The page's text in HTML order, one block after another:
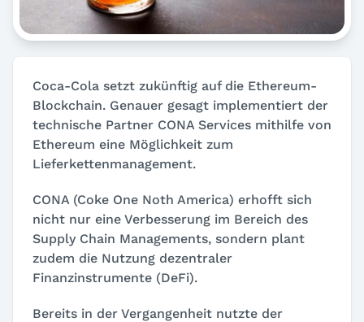
Coca-Cola setzt zukünftig auf die Ethereum-
Blockchain. Genauer gesagt implementiert der
technische Partner CONA Services mithilfe von
Ethereum eine Möglichkeit zum
Lieferkettenmanagement.
CONA (Coke One Noth America) erhofft sich
nicht nur eine Verbesserung im Bereich des
Supply Chain Managements, sondern plant
zudem die Nutzung dezentraler
Finanzinstrumente (DeFi).
Bereits in der Vergangenheit nutzte der